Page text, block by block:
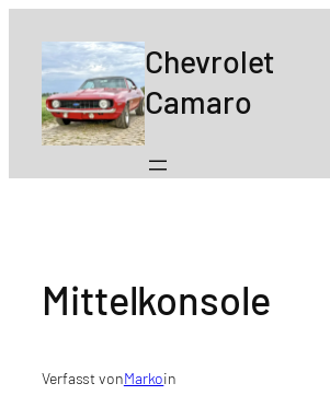
Inhalt
springen
Chevrolet
Camaro
Mittelkonsole
Verfasst vonMarkoin